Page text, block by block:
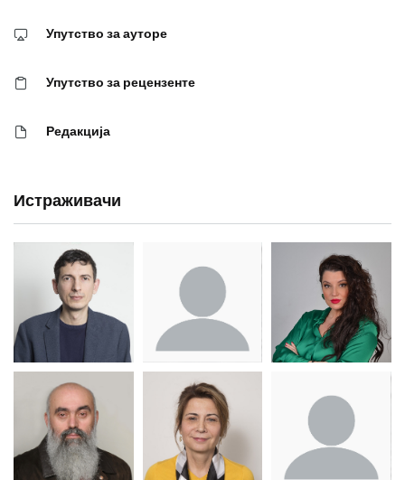
Упутство за ауторе
Упутство за рецензенте
Редакција
Истраживачи
Др Миша
Стојадиновић
Зоран
Милошевић
Др Марија
Ђорић